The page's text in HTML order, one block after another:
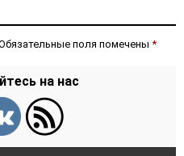
поля помечены *
на нас